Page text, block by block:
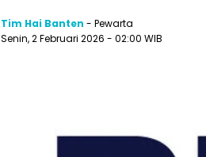
Tim Hai Banten - Pewarta
Senin, 2 Februari 2026 - 02:00 WIB